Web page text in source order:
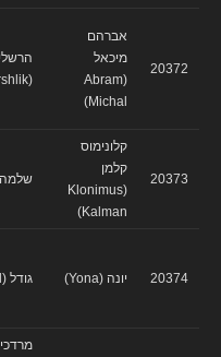
20372
אברהם
מיכאל
(Abram
Michal)
הרשליק
20373
קלונימוס
(Klonimus
Kalman)
שלמה (Shlomo)
20374 יונה (Yona)
מרדכי מאיר